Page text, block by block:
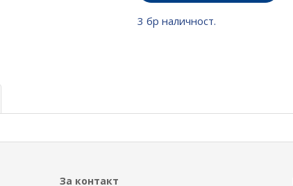
3 бр наличност.
За контакт